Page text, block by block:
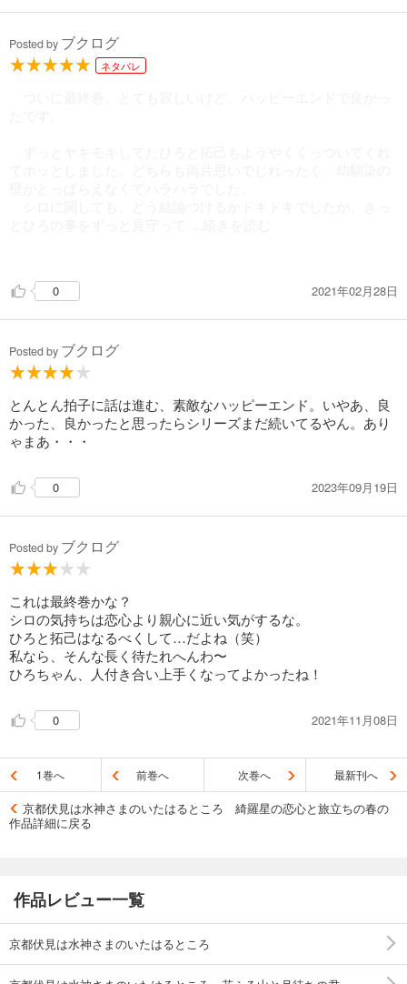
Posted by ブクログ
ネタバレ
やっと着れたワンピースも似合っていたんだろうと思いま
番外編とか読みたいです！
0 2021年02月28日
Posted by ブクログ
とんとん拍子に話は進む、素敵なハッピーエンド。いやあ、良
かった、良かったと思ったらシリーズまだ続いてるやん。あり
ゃまあ・・・
0 2023年09月19日
Posted by ブクログ
これは最終巻かな？
シロの気持ちは恋心より親心に近い気がするな。
ひろと拓己はなるべくして…だよね（笑）
私なら、そんな長く待たれへんわ〜
ひろちゃん、人付き合い上手くなってよかったね！
0 2021年11月08日
1巻へ 前巻へ 次巻へ 最新刊へ
京都伏見は水神さまのいたはるところ 綺羅星の恋心と旅立ちの春の
作品詳細に戻る
作品レビュー一覧
京都伏見は水神さまのいたはるところ